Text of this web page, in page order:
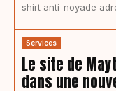
shirt anti-noyade
Services
Le site de
dans une